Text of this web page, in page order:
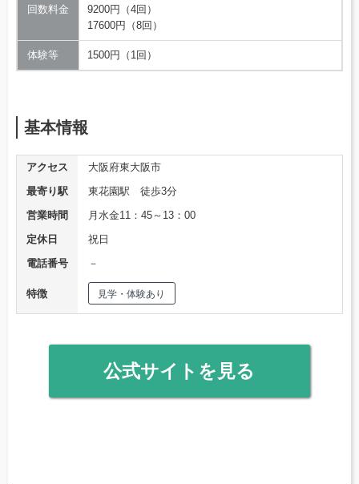
回数料金
9200円（4回）
17600円（8回）
体験等 1500円（1回）
基本情報
アクセス
大阪府東大阪市
最寄り駅
東花園駅 徒歩3分
営業時間
月水金11：45～13：00
定休日
祝日
電話番号
－
特徴 見学・体験あり
公式サイトを見る